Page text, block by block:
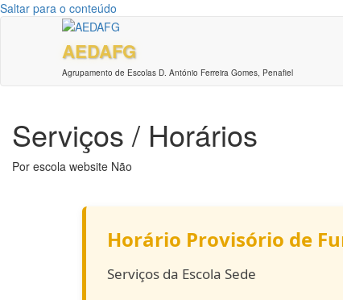
Saltar para o conteúdo
AEDAFG
Agrupamento de Escolas D. António Ferreira Gomes, Penafiel
Serviços / Horários
Por escola website Não
Horário Provisório de
Serviços da Escola Sede